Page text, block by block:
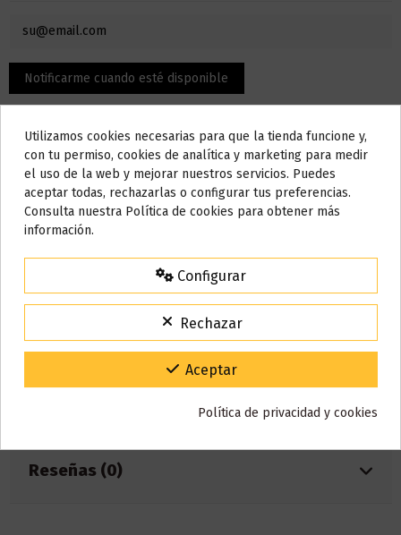
Descripción
Características:
Resistencia de 0.85 ohm
Detalles del producto
Reseñas (0)
Do not show again.
AVISO IMPORTANTE
Nos tomamos unos días
15% de descuento
Código:VACACIONES15
Gracias por tu paciencia y por seguir confiando en nosotros.
Utilizamos cookies necesarias para que la tienda funcione y,
con tu permiso, cookies de analítica y marketing para medir
el uso de la web y mejorar nuestros servicios. Puedes
aceptar todas, rechazarlas o configurar tus preferencias.
Consulta nuestra Política de cookies para obtener más
información.
Configurar
Rechazar
Aceptar
Política de privacidad y cookies